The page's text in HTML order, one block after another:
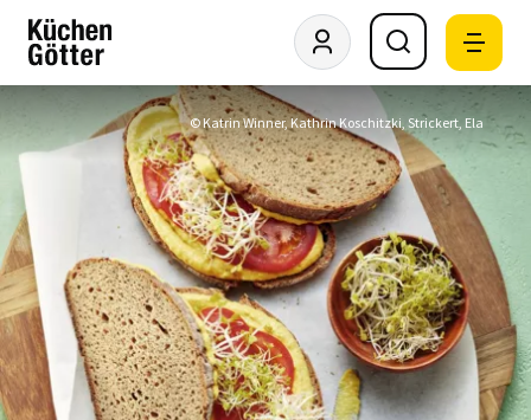
© Katrin Winner, Kathrin Koschitzki, Strickert, Ela